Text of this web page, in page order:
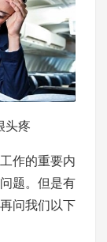
疼
作的重要内
题。但是有
问我们以下